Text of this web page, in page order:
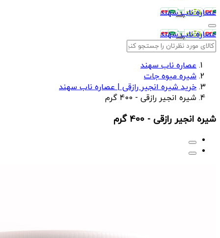
عصاره ناب سهند
عصاره ناب سهند
عصاره ناب سهند
شیره میوه جات
خرید شیره انجیر رازقی | عصاره ناب سهند
شیره انجیر رازقی - 400 گرم
شیره انجیر رازقی - 400 گرم